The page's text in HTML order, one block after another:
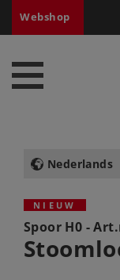
Webshop
Nederlands
NIEUW
Spoor H0 -